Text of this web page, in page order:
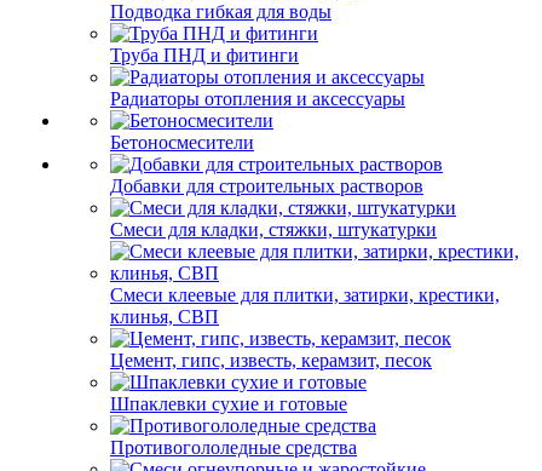
Подводка гибкая для воды
Труба ПНД и фитинги
Радиаторы отопления и аксессуары
Бетоносмесители
Добавки для строительных растворов
Смеси для кладки, стяжки, штукатурки
Смеси клеевые для плитки, затирки, крестики,
клинья, СВП
Цемент, гипс, известь, керамзит, песок
Шпаклевки сухие и готовые
Противогололедные средства